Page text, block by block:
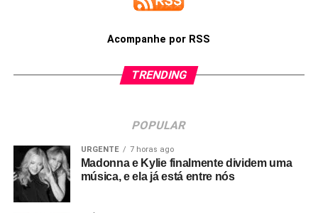
Acompanhe por RSS
TRENDING
POPULAR
URGENTE 7 horas ago
Madonna e Kylie finalmente dividem uma
música, e ela já está entre nós